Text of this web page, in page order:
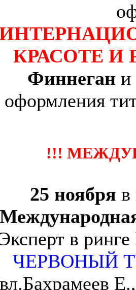
КРАСОТЕ И
Финнеган и
оформления
!!!
25 ноября в
в
ЧЕРВОНЫЙ